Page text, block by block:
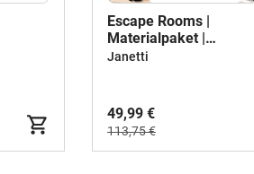
Escape Rooms |
Materialpaket |
Grundschule Klasse 1-4
Janetti
49,99 €
113,75 €